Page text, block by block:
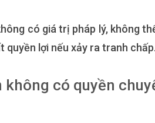
có giá trị pháp lý, không
quyền lợi nếu xảy ra tranh chấp.
không có quyền